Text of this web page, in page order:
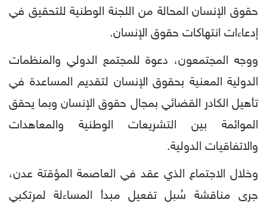
حقوق الإنسان المحالة من اللجنة الوطنية للتحقيق في
إدعاءات انتهاكات حقوق الإنسان.
ووجه المجتمعون، دعوة للمجتمع الدولي والمنظمات
الدولية المعنية بحقوق الإنسان لتقديم المساعدة في
تأهيل الكادر القضائي بمجال حقوق الإنسان وبما يحقق
الموائمة بين التشريعات الوطنية والمعاهدات
والاتفاقيات الدولية.
وخلال الاجتماع الذي عقد في العاصمة المؤقتة عدن،
جرى مناقشة سُبل تفعيل مبدأ المساءلة لمرتكبي